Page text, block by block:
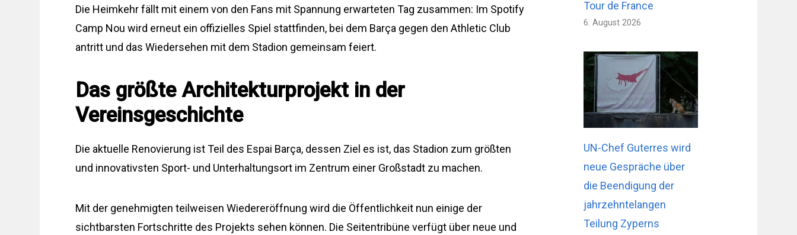
Die Heimkehr fällt mit einem von den Fans mit Spannung erwarteten Tag zusammen: Im Spotify
Camp Nou wird erneut ein offizielles Spiel stattfinden, bei dem Barça gegen den Athletic Club
antritt und das Wiedersehen mit dem Stadion gemeinsam feiert.
Das größte Architekturprojekt in der
Vereinsgeschichte
Die aktuelle Renovierung ist Teil des Espai Barça, dessen Ziel es ist, das Stadion zum größten
und innovativsten Sport- und Unterhaltungsort im Zentrum einer Großstadt zu machen.
Mit der genehmigten teilweisen Wiedereröffnung wird die Öffentlichkeit nun einige der
sichtbarsten Fortschritte des Projekts sehen können. Die Seitentribüne verfügt über neue und
Tour de France
6. August 2026
UN-Chef Guterres wird
neue Gespräche über
die Beendigung der
jahrzehntelangen
Teilung Zyperns